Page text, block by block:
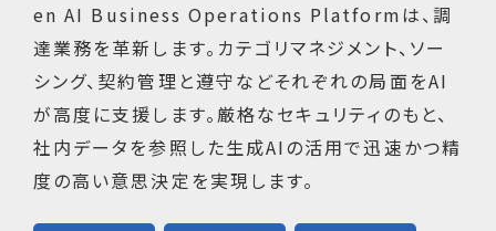
en AI Business Operations Platformは、調
達業務を革新します。カテゴリマネジメント、ソー
シング、契約管理と遵守などそれぞれの局面をAI
が高度に支援します。厳格なセキュリティのもと、
社内データを参照した生成AIの活用で迅速かつ精
度の高い意思決定を実現します。